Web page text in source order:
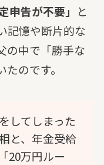
申告が不要」 と
記憶や断片的な
の中で「勝手な
のです。
してしまった
と、年金受給
20万円ルー